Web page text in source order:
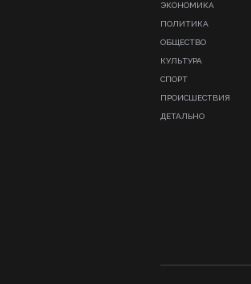
ЭКОНОМИКА
ПОЛИТИКА
ОБЩЕСТВО
КУЛЬТУРА
СПОРТ
ПРОИСШЕСТВИЯ
ДЕТАЛЬНО